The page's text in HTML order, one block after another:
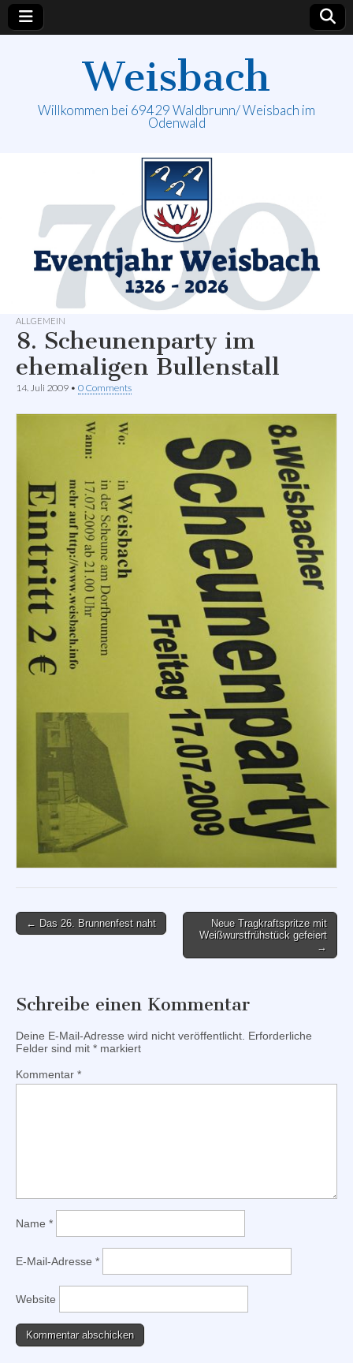
Weisbach
Willkommen bei 69429 Waldbrunn/ Weisbach im
Odenwald
ALLGEMEIN
8. Scheunenparty im
ehemaligen Bullenstall
14. Juli 2009 • 0 Comments
Post
← Das 26. Brunnenfest naht
Neue Tragkraftspritze mit
Weißwurstfrühstück gefeiert
→
Schreibe einen Kommentar
Deine E-Mail-Adresse wird nicht veröffentlicht. Erforderliche
Felder sind mit * markiert
Kommentar *
Name *
E-Mail-Adresse *
Website